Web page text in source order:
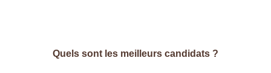
Quels sont les meilleurs candidats ?